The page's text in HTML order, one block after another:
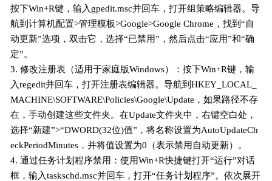
按下Win+R键，输入gpedit.msc并回车，打开组策略编辑器。导
航到计算机配置>管理模板>Google>Google Chrome，找到“自
动更新”选项，双击它，选择“已禁用”，然后点击“应用”和“确
定”。
3. 修改注册表（适用于家庭版Windows）：按下Win+R键，输
入regedit并回车，打开注册表编辑器。导航到HKEY_LOCAL_
MACHINE\SOFTWARE\Policies\Google\Update，如果路径不存
在，手动创建这些文件夹。在Update文件夹中，右键空白处，
选择“新建”>“DWORD(32位)值”，将名称设置为AutoUpdateCh
eckPeriodMinutes，并将值设置为0（表示禁用自动更新）。
4. 通过任务计划程序禁用：使用Win+R快捷键打开“运行”对话
框，输入taskschd.msc并回车，打开“任务计划程序”。依次展开